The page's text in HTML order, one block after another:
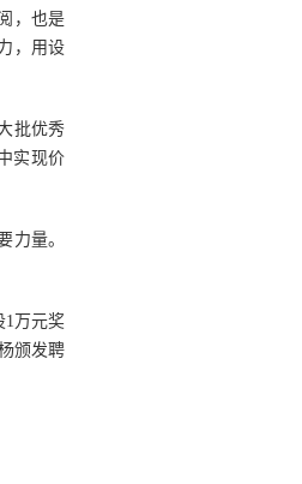
，也是
，用设
批优秀
实现价
力量。
1万元奖
颁发聘